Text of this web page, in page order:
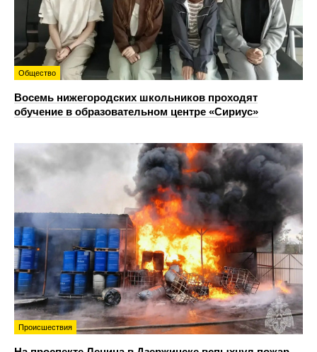
Общество
Восемь нижегородских школьников проходят
обучение в образовательном центре «Сириус»
Происшествия